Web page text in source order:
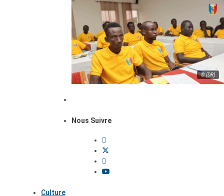
© (DR)
Nous Suivre
Culture